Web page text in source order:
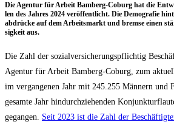
Die Agen­tur für Arbeit Bam­berg-Coburg hat die
len des Jah­res 2024 ver­öf­fent­licht. Die Demo­gra­fie
ab­drü­cke auf dem Arbeits­markt und brem­se einen
sig­keit aus.
Die Zahl der sozi­al­ver­si­che­rungs­pflich­tig
Agen­tur für Arbeit Bam­berg-Coburg, zum
im ver­gan­ge­nen Jahr mit 245.255 Män­nern und
gesam­te Jahr hin­durch­zie­hen­den
ge­gan­gen. Seit 2023 ist die Zahl der